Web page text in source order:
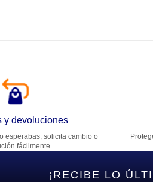
y devoluciones
esperabas, solicita cambio o
fácilmente.
¡RECIBE LO